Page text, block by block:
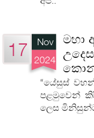
17
Nov
2024
මහා
“යේසුස්
පළමුවෙන්
ලෙස